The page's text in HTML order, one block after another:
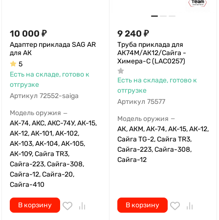
10 000 ₽
Адаптер приклада SAG AR
для АК
5
Есть на складе, готово к
отгрузке
Артикул 72552-saiga
Модель оружия —
АК-74, АКС, АКС-74У, АК-15,
АК-12, АК-101, АК-102,
АК-103, АК-104, АК-105,
АК-109, Сайга TR3,
Сайга-223, Сайга-308,
Сайга-12, Сайга-20,
Сайга-410
В корзину
9 240 ₽
Труба приклада для
АК74М/АК12/Сайга -
Химера-С (LAC0257)
Есть на складе, готово к
отгрузке
Артикул 75577
Модель оружия —
АК, АКМ, АК-74, АК-15, АК-12,
Сайга TG-2, Сайга TR3,
Сайга-223, Сайга-308,
Сайга-12
В корзину